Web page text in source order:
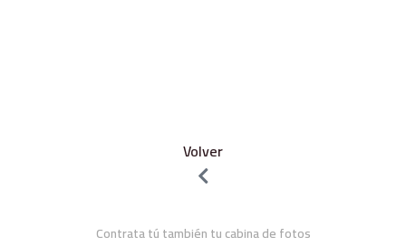
Volver
Contrata tú también tu cabina de fotos